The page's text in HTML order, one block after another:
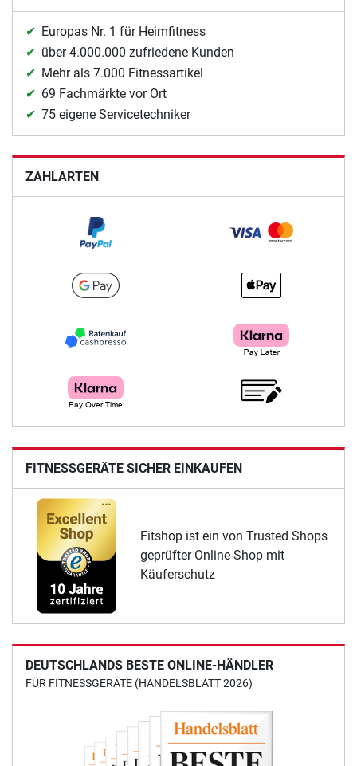
Europas Nr. 1 für Heimfitness
über 4.000.000 zufriedene Kunden
Mehr als 7.000 Fitnessartikel
69 Fachmärkte vor Ort
75 eigene Servicetechniker
ZAHLARTEN
FITNESSGERÄTE SICHER EINKAUFEN
Fitshop ist ein von Trusted Shops
geprüfter Online-Shop mit
Käuferschutz
DEUTSCHLANDS BESTE ONLINE-HÄNDLER
FÜR FITNESSGERÄTE (HANDELSBLATT 2026)